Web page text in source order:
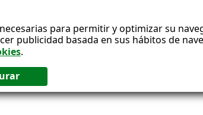
para permitir y optimizar su
publicidad basada en sus hábitos de
.